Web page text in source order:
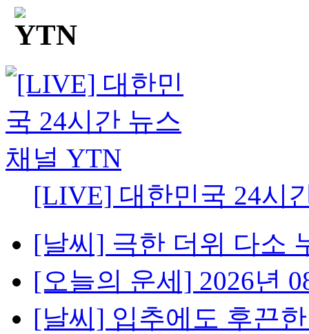
[LIVE] 대한민국 24시
[날씨] 극한 더위 다소
[오늘의 운세] 2026년
[날씨] 입추에도 후끈